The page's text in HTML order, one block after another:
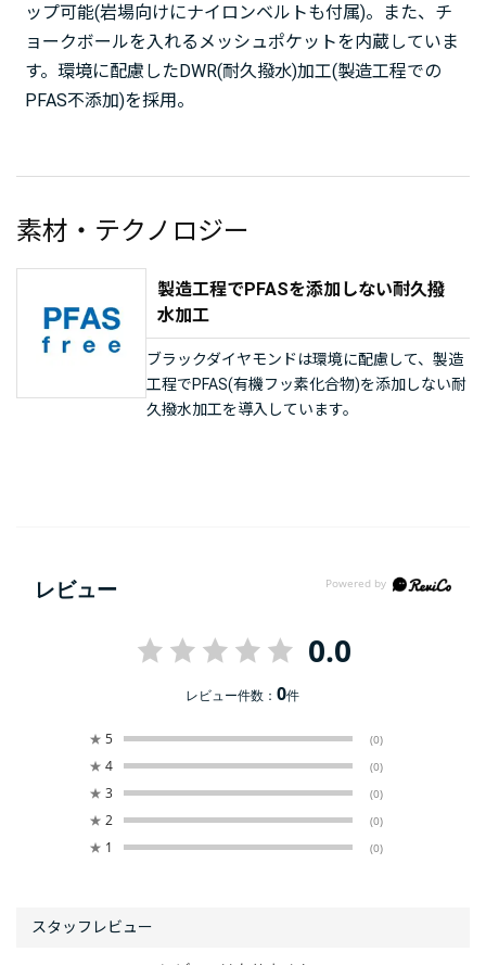
ップ可能(岩場向けにナイロンベルトも付属)。また、チ
ョークボールを入れるメッシュポケットを内蔵していま
す。環境に配慮したDWR(耐久撥水)加工(製造工程での
PFAS不添加)を採用。
素材・テクノロジー
製造工程でPFASを添加しない耐久撥
水加工
ブラックダイヤモンドは環境に配慮して、製造
工程でPFAS(有機フッ素化合物)を添加しない耐
久撥水加工を導入しています。
レビュー
0.0
レビュー件数：0件
★ 5 (0)
★ 4 (0)
★ 3 (0)
★ 2 (0)
★ 1 (0)